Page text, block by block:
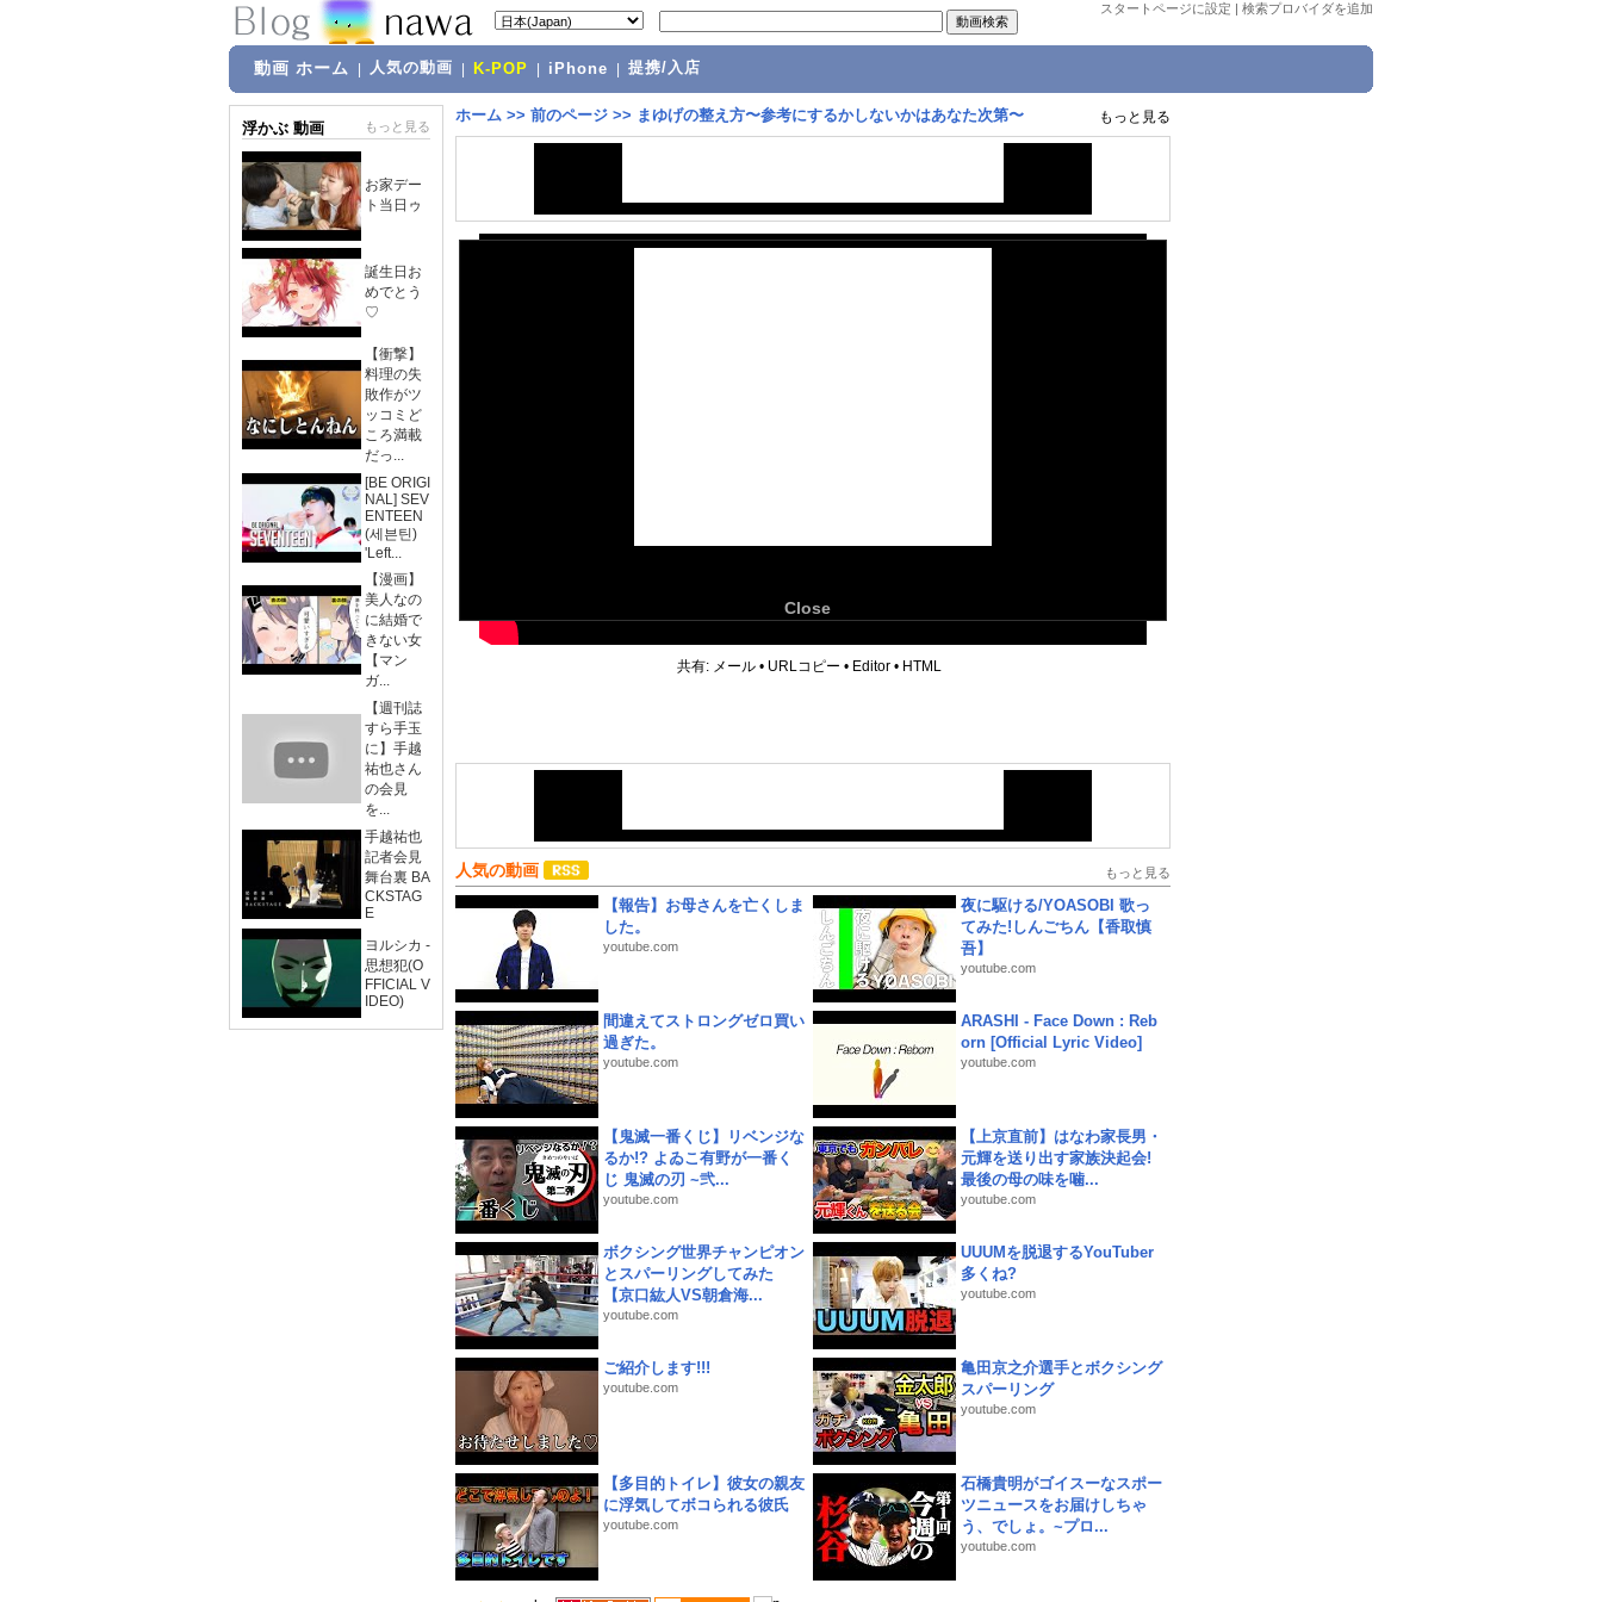
スタートページに設定 | 検索プロバイダを追加
動画 ホーム 人気の動画 K-POP iPhone 提携/入店
浮かぶ 動画 もっと見る
お家デー
ト当日ゥ
誕生日お
めでとう
♡
【衝撃】
料理の失
敗作がツ
ッコミど
ころ満載
だっ...
[BE ORIGI
NAL] SEV
ENTEEN
(세븐틴)
'Left...
【漫画】
美人なの
に結婚で
きない女
【マン
ガ...
【週刊誌
すら手玉
に】手越
祐也さん
の会見
を...
手越祐也
記者会見
舞台裏 BA
CKSTAG
E
ヨルシカ -
思想犯(O
FFICIAL V
IDEO)
ホーム >> 前のページ >> まゆげの整え方〜参考にするかしないかはあなた次第〜 もっと見る
Close
共有: メール • URLコピー • Editor • HTML
人気の動画 もっと見る
【報告】お母さんを亡くしま
した。
youtube.com
夜に駆ける/YOASOBI 歌っ
てみた!しんごちん【香取慎
吾】
youtube.com
間違えてストロングゼロ買い
過ぎた。
youtube.com
ARASHI - Face Down : Reb
orn [Official Lyric Video]
youtube.com
【鬼滅一番くじ】リベンジな
るか!? よゐこ有野が一番く
じ 鬼滅の刃 ~弐...
youtube.com
【上京直前】はなわ家長男・
元輝を送り出す家族決起会!
最後の母の味を噛...
youtube.com
ボクシング世界チャンピオン
とスパーリングしてみた
【京口紘人VS朝倉海...
youtube.com
UUUMを脱退するYouTuber
多くね?
youtube.com
ご紹介します!!!
youtube.com
亀田京之介選手とボクシング
スパーリング
youtube.com
【多目的トイレ】彼女の親友
に浮気してボコられる彼氏
youtube.com
石橋貴明がゴイスーなスポー
ツニュースをお届けしちゃ
う、でしょ。~プロ...
youtube.com